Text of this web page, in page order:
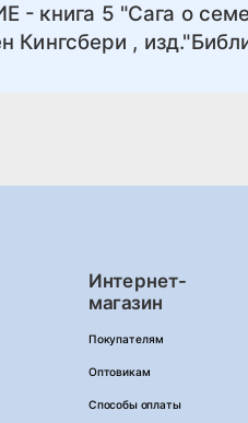
книга 5 "Сага о
Кингсбери ,
Интернет-
магазин
Покупателям
Оптовикам
Способы оплаты